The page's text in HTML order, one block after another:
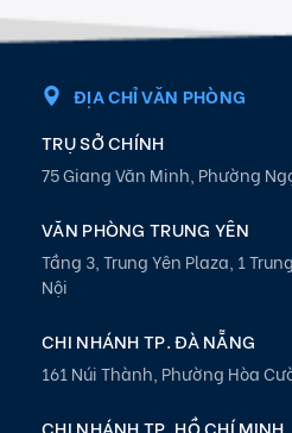
ĐỊA CHỈ VĂN PHÒNG
TRỤ SỞ CHÍNH
75 Giang Văn Minh, Phường
VĂN PHÒNG TRUNG YÊN
Tầng 3, Trung Yên Plaza, 1
Nội
CHI NHÁNH TP. ĐÀ NẴNG
161 Núi Thành, Phường Hòa
CHI NHÁNH TP. HỒ CHÍ MINH